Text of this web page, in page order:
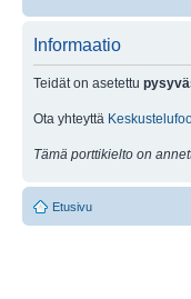
Informaatio
Teidät on asetettu
Ota yhteyttä
Tämä porttikielto on
Etusivu